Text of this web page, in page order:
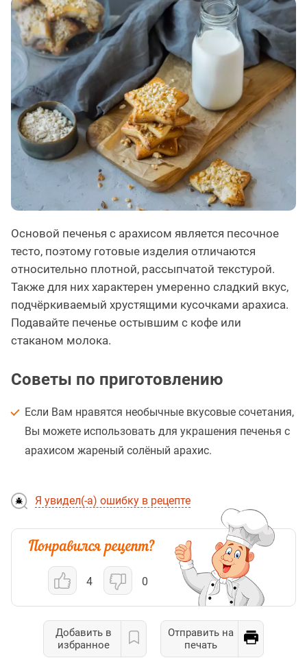
Основой печенья с арахисом является песочное
тесто, поэтому готовые изделия отличаются
относительно плотной, рассыпчатой текстурой.
Также для них характерен умеренно сладкий вкус,
подчёркиваемый хрустящими кусочками арахиса.
Подавайте печенье остывшим с кофе или
стаканом молока.
Советы по приготовлению
Если Вам нравятся необычные вкусовые сочетания,
Вы можете использовать для украшения печенья с
арахисом жареный солёный арахис.
Я увидел(-а) ошибку в рецепте
4 0
Добавить в
избранное
Отправить на
печать